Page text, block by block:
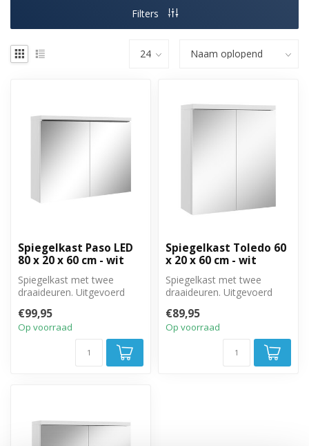
Filters
Spiegelkast Paso LED
80 x 20 x 60 cm - wit
Spiegelkast met twee
draaideuren. Uitgevoerd
breed, 20...
€99,95
Op voorraad
Spiegelkast Toledo 60
x 20 x 60 cm - wit
Spiegelkast met twee
draaideuren. Uitgevoerd
breed, 20...
€89,95
Op voorraad